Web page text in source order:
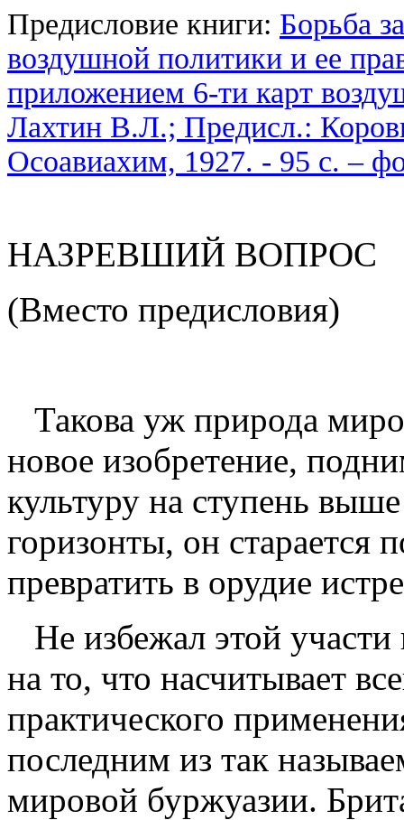
Предисловие книги: Борьба
воздушной политики и ее
приложением 6-ти карт
Лахтин В.Л.; Предисл.:
Осоавиахим, 1927. - 95 с. –
НАЗРЕВШИЙ ВОПРОС
(Вместо предисловия)
Такова уж природа
новое изобретение,
культуру на ступень
горизонты, он старается
превратить в орудие
Не избежал этой
на то, что насчитывает
практического
последним из так
мировой буржуазии.